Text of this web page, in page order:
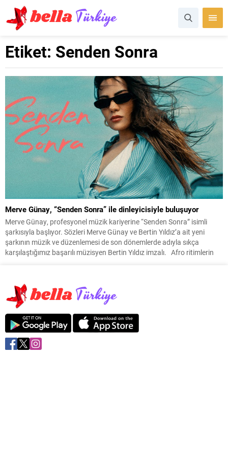
Etiket: Senden Sonra
Merve Günay, “Senden Sonra” ile dinleyicisiyle buluşuyor
Merve Günay, profesyonel müzik kariyerine “Senden Sonra” isimli
şarkısıyla başlıyor. Sözleri Merve Günay ve Bertin Yıldız’a ait yeni
şarkının müzik ve düzenlemesi de son dönemlerde adıyla sıkça
karşılaştığımız başarılı müzisyen Bertin Yıldız imzalı. Afro ritimlerin